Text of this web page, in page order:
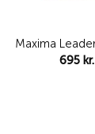
Maxima
695kr.